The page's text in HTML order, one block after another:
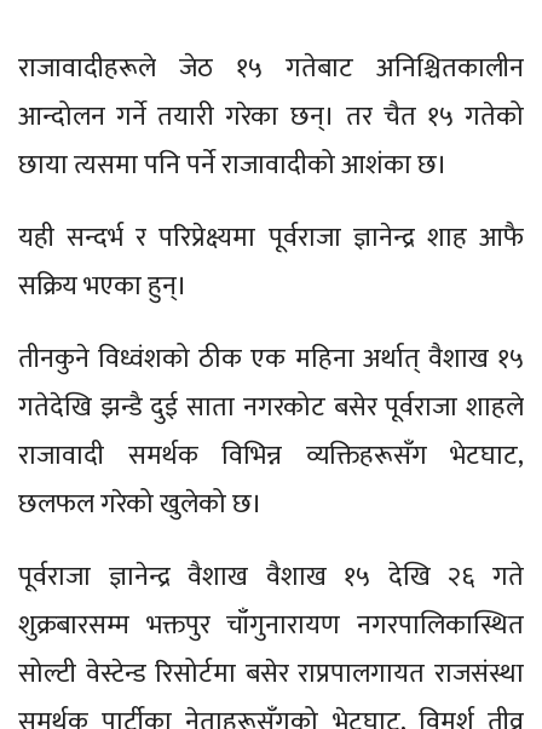
राजावादीहरूले जेठ १५ गतेबाट अनिश्चितकालीन
आन्दोलन गर्ने तयारी गरेका छन्। तर चैत १५ गतेको
छाया त्यसमा पनि पर्ने राजावादीको आशंका छ।
यही सन्दर्भ र परिप्रेक्ष्यमा पूर्वराजा ज्ञानेन्द्र शाह आफै
सक्रिय भएका हुन्।
तीनकुने विध्वंशको ठीक एक महिना अर्थात् वैशाख १५
गतेदेखि झन्डै दुई साता नगरकोट बसेर पूर्वराजा शाहले
राजावादी समर्थक विभिन्न व्यक्तिहरूसँग भेटघाट,
छलफल गरेको खुलेको छ।
पूर्वराजा ज्ञानेन्द्र वैशाख वैशाख १५ देखि २६ गते
शुक्रबारसम्म भक्तपुर चाँगुनारायण नगरपालिकास्थित
सोल्टी वेस्टेन्ड रिसोर्टमा बसेर राप्रपालगायत राजसंस्था